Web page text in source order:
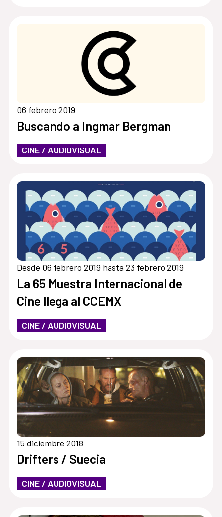
06 febrero 2019
Buscando a Ingmar Bergman
CINE / AUDIOVISUAL
Desde 06 febrero 2019 hasta 23 febrero 2019
La 65 Muestra Internacional de
Cine llega al CCEMX
CINE / AUDIOVISUAL
15 diciembre 2018
Drifters / Suecia
CINE / AUDIOVISUAL